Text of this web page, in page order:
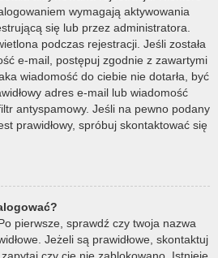
wymagają aktywowania
się lub przez administratora.
podczas rejestracji. Jeśli została
e-mail, postępuj zgodnie z zawartymi
wiadomość do ciebie nie dotarła, być
adres e-mail lub wiadomość
antyspamowy. Jeśli na pewno podany
prawidłowy, spróbuj skontaktować się
pierwsze, sprawdź czy twoja nazwa
Jeżeli są prawidłowe, skontaktuj